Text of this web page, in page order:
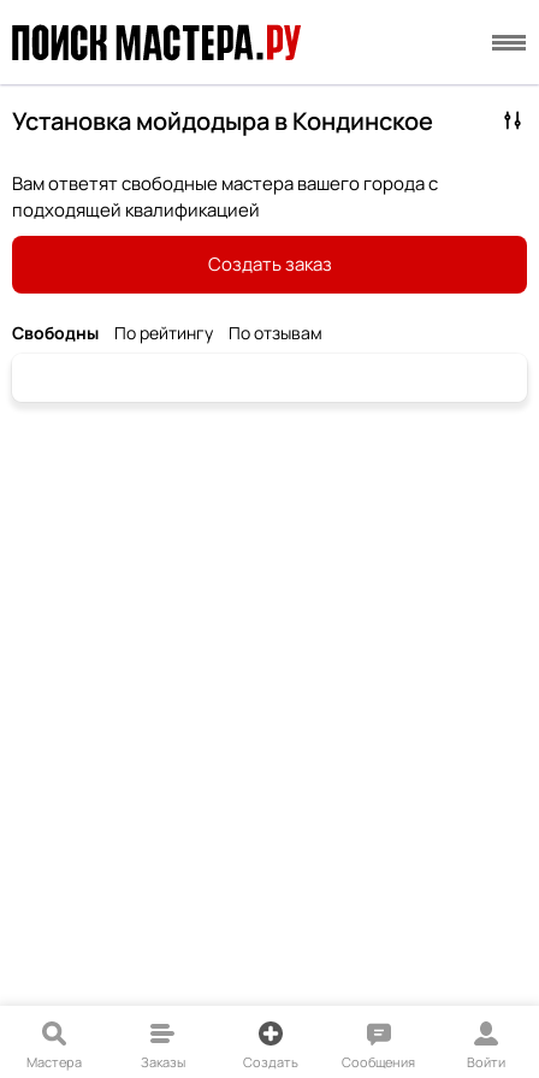
Установка мойдодыра в Кондинское
Вам ответят свободные мастера вашего города с
подходящей квалификацией
Создать заказ
Свободны По рейтингу По отзывам
Мастера Заказы Создать Сообщения Войти